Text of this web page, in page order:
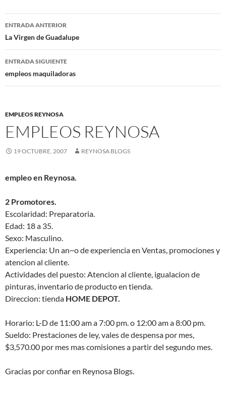
Navegación
de
entradas
ENTRADA ANTERIOR
La Virgen de Guadalupe
ENTRADA SIGUIENTE
empleos maquiladoras
EMPLEOS REYNOSA
EMPLEOS REYNOSA
19 OCTUBRE, 2007 REYNOSA BLOGS
empleo en Reynosa.
2 Promotores.
Escolaridad: Preparatoria.
Edad: 18 a 35.
Sexo: Masculino.
Experiencia: Un an~o de experiencia en Ventas, promociones y
atencion al cliente.
Actividades del puesto: Atencion al cliente, igualacion de
pinturas, inventario de producto en tienda.
Direccion: tienda HOME DEPOT.
Horario: L-D de 11:00 am a 7:00 pm. o 12:00 am a 8:00 pm.
Sueldo: Prestaciones de ley, vales de despensa por mes,
$3,570.00 por mes mas comisiones a partir del segundo mes.
Gracias por confiar en Reynosa Blogs.